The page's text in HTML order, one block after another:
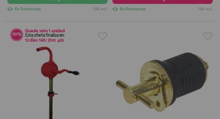
En Existencias IVA incl. En Existencias IVA incl.
70% Queda solo1 unidad
Esta oferta finaliza en:
12días16h:21m:42s